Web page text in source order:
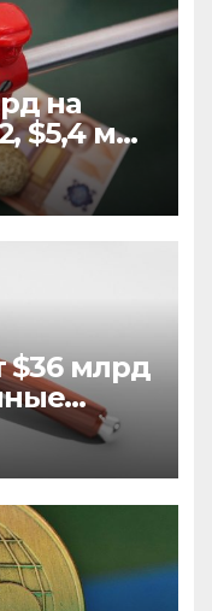
на
$5,4 млн
$36 млрд